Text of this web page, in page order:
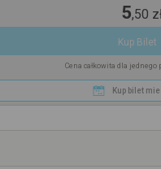
5,50
Kup Bilet
Cena całkowita dla jednego
Kup bilet